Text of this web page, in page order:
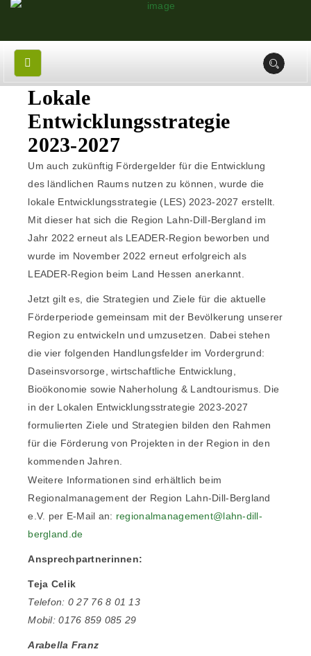
Lokale
Entwicklungsstrategie
2023-2027
Um auch zukünftig Fördergelder für die Entwicklung
des ländlichen Raums nutzen zu können, wurde die
lokale Entwicklungsstrategie (LES) 2023-2027 erstellt.
Mit dieser hat sich die Region Lahn-Dill-Bergland im
Jahr 2022 erneut als LEADER-Region beworben und
wurde im November 2022 erneut erfolgreich als
LEADER-Region beim Land Hessen anerkannt.
Jetzt gilt es, die Strategien und Ziele für die aktuelle
Förderperiode gemeinsam mit der Bevölkerung unserer
Region zu entwickeln und umzusetzen. Dabei stehen
die vier folgenden Handlungsfelder im Vordergrund:
Daseinsvorsorge, wirtschaftliche Entwicklung,
Bioökonomie sowie Naherholung & Landtourismus. Die
in der Lokalen Entwicklungsstrategie 2023-2027
formulierten Ziele und Strategien bilden den Rahmen
für die Förderung von Projekten in der Region in den
kommenden Jahren.
Weitere Informationen sind erhältlich beim
Regionalmanagement der Region Lahn-Dill-Bergland
e.V. per E-Mail an: regionalmanagement@lahn-dill-
bergland.de
Ansprechpartnerinnen:
Teja Celik
Telefon: 0 27 76 8 01 13
Mobil: 0176 859 085 29
Arabella Franz